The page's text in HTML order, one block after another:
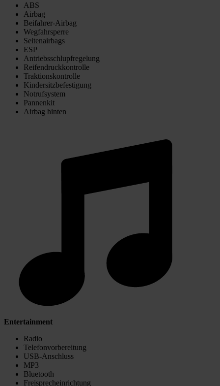
ABS
Airbag
Beifahrer-Airbag
Wegfahrsperre
Seitenairbags
ESP
Antriebsschlupfregelung
Reifendruckkontrolle
Traktionskontrolle
Kindersitzbefestigung
Notrufsystem
Pannenkit
Airbag hinten
Entertainment
Radio
Telefonvorbereitung
USB-Anschluss
MP3
Bluetooth
Freisprecheinrichtung